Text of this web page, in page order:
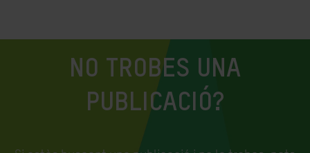
NO TROBES UNA
PUBLICACIÓ?